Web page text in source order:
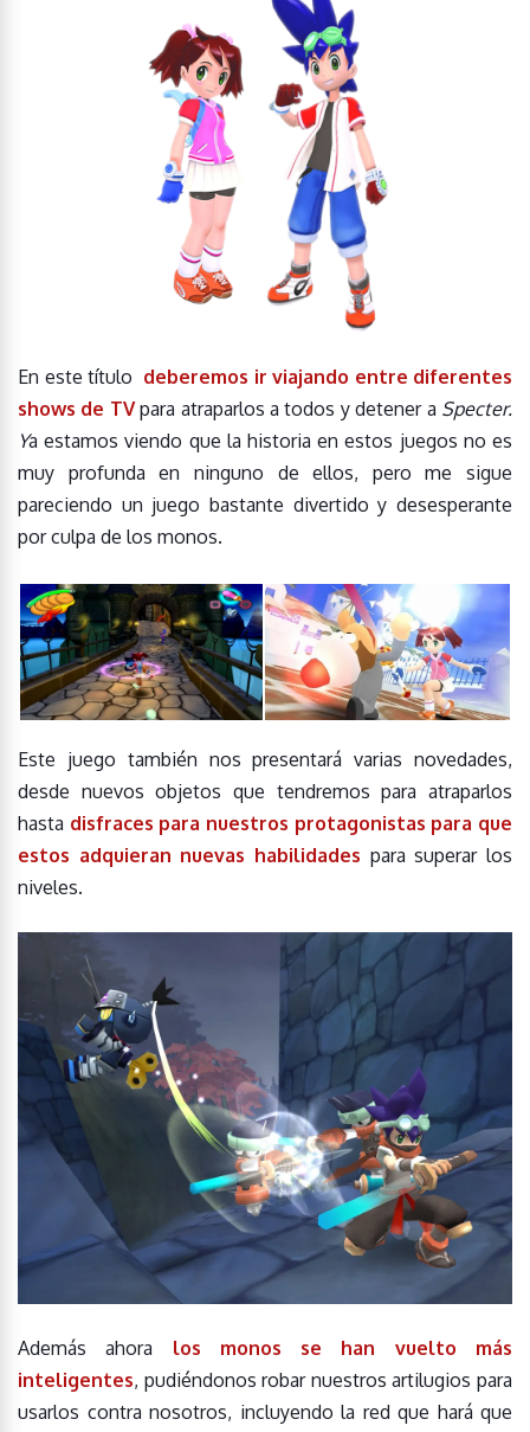
En este título deberemos ir viajando entre diferentes
shows de TV para atraparlos a todos y detener a Specter.
Ya estamos viendo que la historia en estos juegos no es
muy profunda en ninguno de ellos, pero me sigue
pareciendo un juego bastante divertido y desesperante
por culpa de los monos.
Este juego también nos presentará varias novedades,
desde nuevos objetos que tendremos para atraparlos
hasta disfraces para nuestros protagonistas para que
estos adquieran nuevas habilidades para superar los
niveles.
Además ahora los monos se han vuelto más
inteligentes, pudiéndonos robar nuestros artilugios para
usarlos contra nosotros, incluyendo la red que hará que